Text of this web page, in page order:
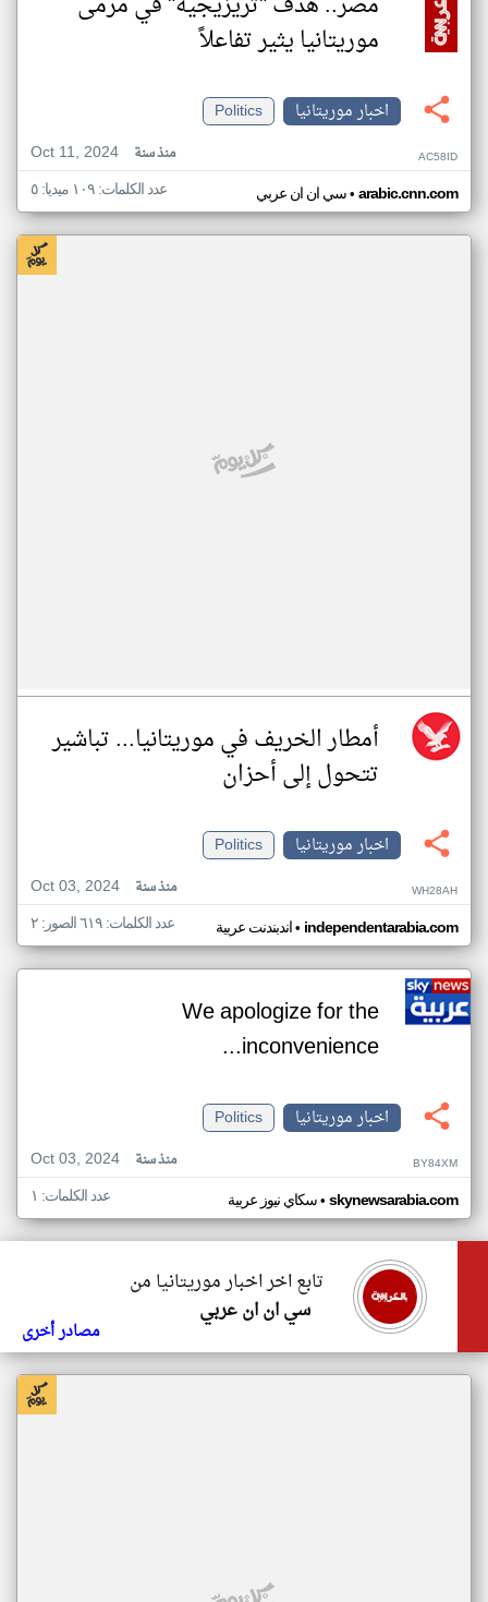
موريتانيا يثير تفاعلاً
اخبار موريتانيا
Politics
Oct 11, 2024
منذ سنة AC58ID
سي ان ان عربي• arabic.cnn.com عدد الكلمات: ١٠٩ ميديا: ٥
أمطار الخريف في موريتانيا... تباشير
تتحول إلى أحزان
اخبار موريتانيا
Politics
Oct 03, 2024
منذ سنة WH28AH
اندبندنت عربية• independentarabia.com عدد الكلمات: ٦١٩ الصور: ٢
We apologize for the
inconvenience...
اخبار موريتانيا
Politics
Oct 03, 2024
منذ سنة BY84XM
سكاي نيوز عربية• skynewsarabia.com عدد الكلمات: ١
تابع اخر اخبار موريتانيا من
سي ان ان عربي
مصادر أخرى